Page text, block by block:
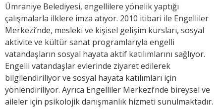
Ümraniye Belediyesi, engellilere yönelik yaptığı
çalışmalarla ilklere imza atıyor. 2010 itibari ile Engelliler
Merkezi’nde, mesleki ve kişisel gelişim kursları, sosyal
aktivite ve kültür sanat programlarıyla engelli
vatandaşların sosyal hayata aktif katılımlarını sağlıyor.
Engelli vatandaşlar evlerinde ziyaret edilerek
bilgilendiriliyor ve sosyal hayata katılımları için
yönlendiriliyor. Ayrıca Engelliler Merkezi’nde bireysel ve
aileler için psikolojik danışmanlık hizmeti sunulmaktadır.